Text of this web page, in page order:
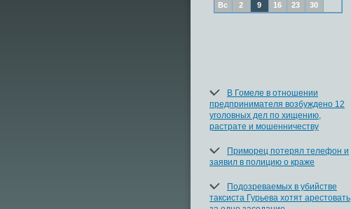
Вс
2 9 16 23 30
В Гомеле в отношении
предпринимателя возбуждено 12
уголовных дел по хищению,
растрате и мошенничеству
Приморец потерял телефон и
заявил в полицию о краже
Подозреваемых в убийстве
таксиста Гурьева хотят арестовать